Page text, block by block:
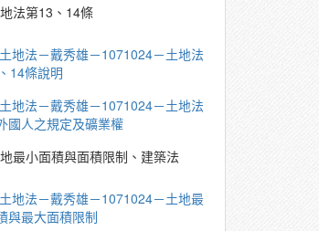
法第13、14條
地法－戴秀雄－1071024－土地法
14條說明
地法－戴秀雄－1071024－土地法
國人之規定及礦業權
最小面積與面積限制、建築法
地法－戴秀雄－1071024－土地最
與最大面積限制